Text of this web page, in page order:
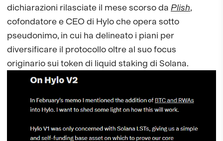
dichiarazioni rilasciate il mese scorso da Plish,
cofondatore e CEO di Hylo che opera sotto
pseudonimo, in cui ha delineato i piani per
diversificare il protocollo oltre al suo focus
originario sui token di liquid staking di Solana.